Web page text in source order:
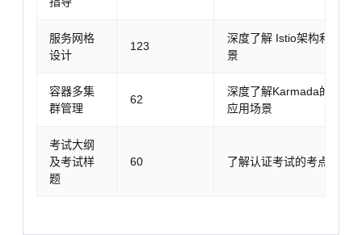
服务网格
设计
123
深度了解 Istio架构和华为
景
容器多集
群管理
62
深度了解Karmada的架构
应用场景
考试大纲
及考试样
题
60 了解认证考试的考点和比